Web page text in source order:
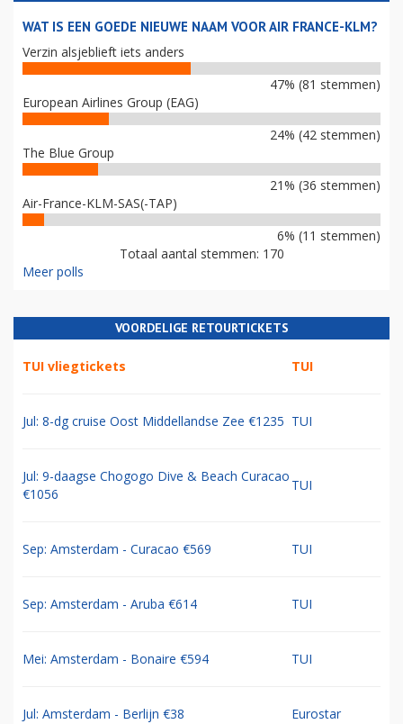
WAT IS EEN GOEDE NIEUWE NAAM VOOR AIR FRANCE-KLM?
Verzin alsjeblieft iets anders
47% (81 stemmen)
European Airlines Group (EAG)
24% (42 stemmen)
The Blue Group
21% (36 stemmen)
Air-France-KLM-SAS(-TAP)
6% (11 stemmen)
Totaal aantal stemmen: 170
Meer polls
VOORDELIGE RETOURTICKETS
TUI vliegtickets TUI
Jul: 8-dg cruise Oost Middellandse Zee €1235 TUI
Jul: 9-daagse Chogogo Dive & Beach Curacao
€1056
TUI
Sep: Amsterdam - Curacao €569 TUI
Sep: Amsterdam - Aruba €614 TUI
Mei: Amsterdam - Bonaire €594 TUI
Jul: Amsterdam - Berlijn €38 Eurostar